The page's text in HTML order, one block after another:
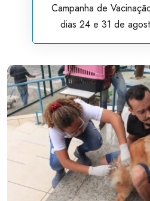
Campanha de
dias 24 e 31 de